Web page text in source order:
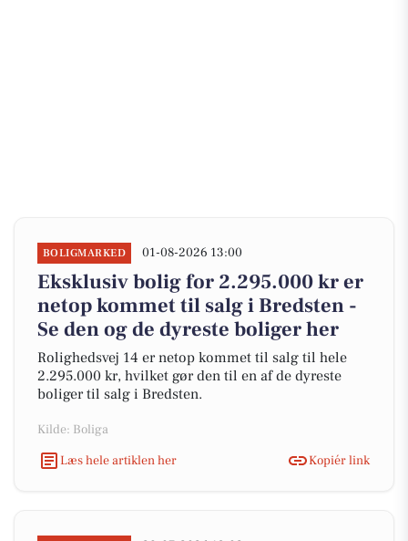
BOLIGMARKED 01-08-2026 13:00
Eksklusiv bolig for 2.295.000 kr er
netop kommet til salg i Bredsten -
Se den og de dyreste boliger her
Rolighedsvej 14 er netop kommet til salg til hele
2.295.000 kr, hvilket gør den til en af de dyreste
boliger til salg i Bredsten.
Kilde: Boliga
Læs hele artiklen her
Kopiér link